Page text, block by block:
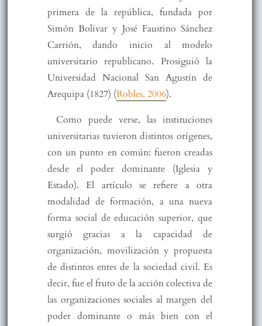
primera de la república, fundada por
Simón Bolívar y José Faustino Sánchez
Carrión, dando inicio al modelo
universitario republicano. Prosiguió la
Universidad Nacional San Agustín de
Arequipa (1827) (Robles, 2006).
Como puede verse, las instituciones
universitarias tuvieron distintos orígenes,
con un punto en común: fueron creadas
desde el poder dominante (Iglesia y
Estado). El artículo se refiere a otra
modalidad de formación, a una nueva
forma social de educación superior, que
surgió gracias a la capacidad de
organización, movilización y propuesta
de distintos entes de la sociedad civil. Es
decir, fue el fruto de la acción colectiva de
las organizaciones sociales al margen del
poder dominante o más bien con el